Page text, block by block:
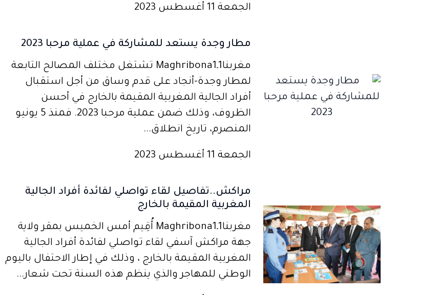
الجمعة 11 أغسطس 2023
مطار وجدة يستعد للمشاركة في عملية مرحبا 2023
مغربنا1ـMaghribona1 تشتغل مختلف المصالح التابعة
لمطار وجدة-أنجاد على قدم وساق من أجل استقبال
أفراد الجالية المغربية المقيمة بالخارج في أحسن
الظروف، وذلك ضمن عملية مرحبا 2023. فمنذ 5 يونيو
المنصرم، تاريخ انطلاق...
الجمعة 11 أغسطس 2023
مراكش..تفاصيل لقاء تواصلي لفائدة أفراد الجالية
المغربية المقيمة بالخارج
مغربنا1ـMaghribona1 أُقِيم أمس الخميس بمقر ولاية
جهة مراكش آسفي لقاء تواصلي لفائدة أفراد الجالية
المغربية المقيمة بالخارج ، وذلك في إطار الاحتفال باليوم
الوطني للمهاجر والذي ينظم هذه السنة تحت شعار...